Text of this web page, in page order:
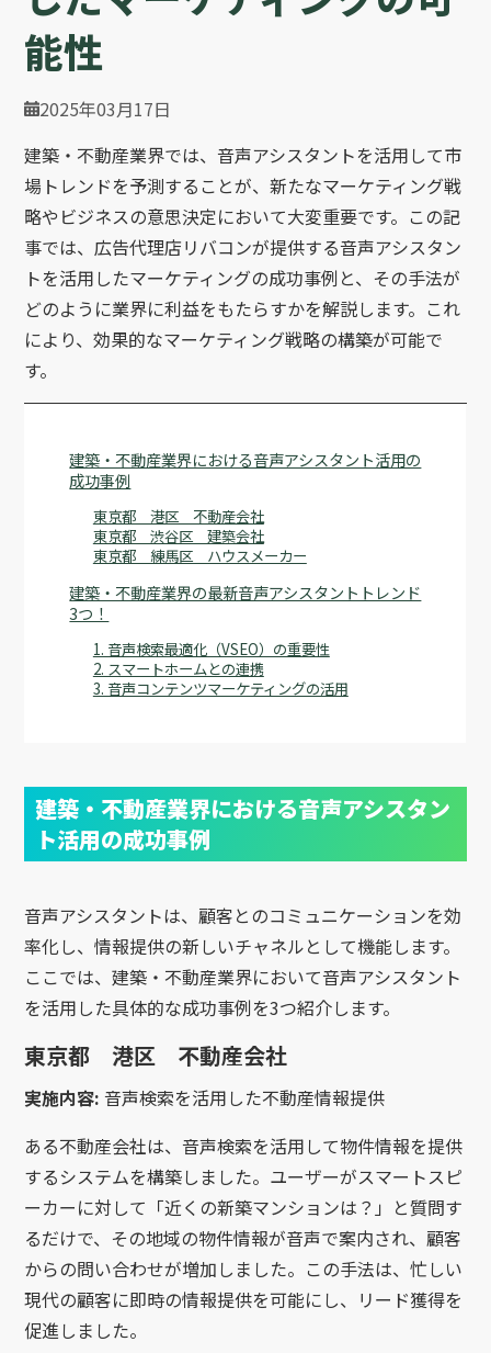
能性
2025年03月17日
建築・不動産業界では、音声アシスタントを活用して市
場トレンドを予測することが、新たなマーケティング戦
略やビジネスの意思決定において大変重要です。この記
事では、広告代理店リバコンが提供する音声アシスタン
トを活用したマーケティングの成功事例と、その手法が
どのように業界に利益をもたらすかを解説します。これ
により、効果的なマーケティング戦略の構築が可能で
す。
建築・不動産業界における音声アシスタント活用の
成功事例
東京都 港区 不動産会社
東京都 渋谷区 建築会社
東京都 練馬区 ハウスメーカー
建築・不動産業界の最新音声アシスタントトレンド
3つ！
1. 音声検索最適化（VSEO）の重要性
2. スマートホームとの連携
3. 音声コンテンツマーケティングの活用
建築・不動産業界における音声アシスタン
ト活用の成功事例
音声アシスタントは、顧客とのコミュニケーションを効
率化し、情報提供の新しいチャネルとして機能します。
ここでは、建築・不動産業界において音声アシスタント
を活用した具体的な成功事例を3つ紹介します。
東京都 港区 不動産会社
実施内容: 音声検索を活用した不動産情報提供
ある不動産会社は、音声検索を活用して物件情報を提供
するシステムを構築しました。ユーザーがスマートスピ
ーカーに対して「近くの新築マンションは？」と質問す
るだけで、その地域の物件情報が音声で案内され、顧客
からの問い合わせが増加しました。この手法は、忙しい
現代の顧客に即時の情報提供を可能にし、リード獲得を
促進しました。